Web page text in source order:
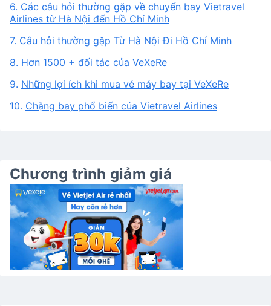
6. Các câu hỏi thường gặp về chuyến bay Vietravel
Airlines từ Hà Nội đến Hồ Chí Minh
7. Câu hỏi thường gặp Từ Hà Nội Đi Hồ Chí Minh
8. Hơn 1500 + đối tác của VeXeRe
9. Những lợi ích khi mua vé máy bay tại VeXeRe
10. Chặng bay phổ biến của Vietravel Airlines
Chương trình giảm giá